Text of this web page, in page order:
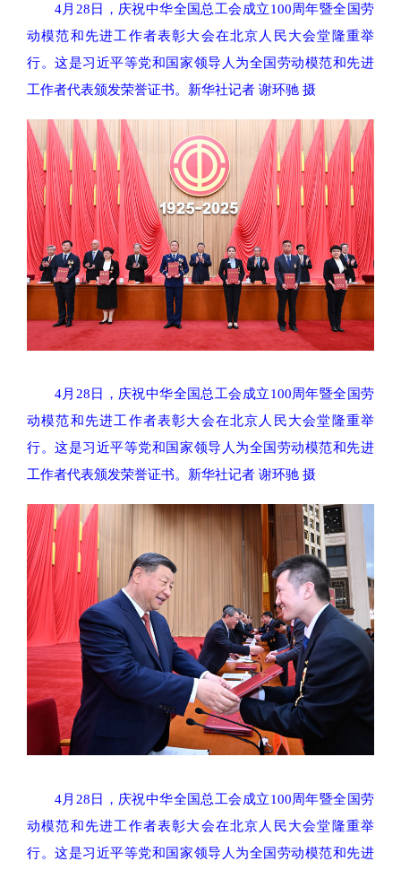
4月28日，庆祝中华全国总工会成立100周年暨全国劳
动模范和先进工作者表彰大会在北京人民大会堂隆重举
行。这是习近平等党和国家领导人为全国劳动模范和先进
工作者代表颁发荣誉证书。新华社记者 谢环驰 摄
4月28日，庆祝中华全国总工会成立100周年暨全国劳
动模范和先进工作者表彰大会在北京人民大会堂隆重举
行。这是习近平等党和国家领导人为全国劳动模范和先进
工作者代表颁发荣誉证书。新华社记者 谢环驰 摄
4月28日，庆祝中华全国总工会成立100周年暨全国劳
动模范和先进工作者表彰大会在北京人民大会堂隆重举
行。这是习近平等党和国家领导人为全国劳动模范和先进